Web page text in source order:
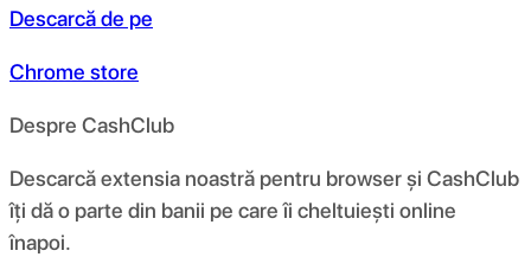
Descarcă de pe
Chrome store
Despre CashClub
Descarcă extensia noastră pentru browser și CashClub
îți dă o parte din banii pe care îi cheltuiești online
înapoi.